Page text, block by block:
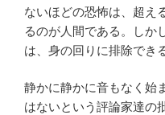
ないほどの恐怖は、超え
るのが人間である。しか
は、身の回りに排除でき
静かに静かに音もなく始
はないという評論家達の